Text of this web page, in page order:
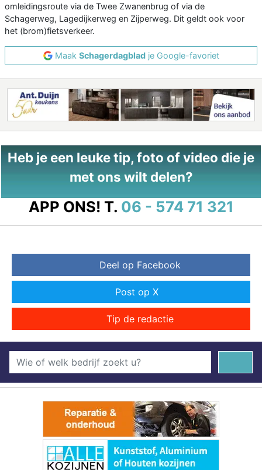
omleidingsroute via de Twee Zwanenbrug of via de
Schagerweg, Lagedijkerweg en Zijperweg. Dit geldt ook voor
het (brom)fietsverkeer.
Maak Schagerdagbladje Google-favoriet
Heb je een leuke tip, foto of video die je
met ons wilt delen?
APP ONS! T. 06 - 574 71 321
Deel op Facebook
Post op X
Tip de redactie